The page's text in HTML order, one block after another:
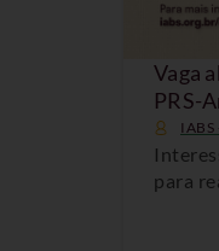
Vaga
PRS-
IABS
para